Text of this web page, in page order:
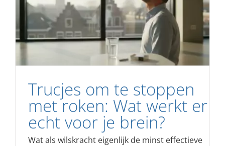
Trucjes om te stoppen
met roken: Wat werkt er
echt voor je brein?
Wat als wilskracht eigenlijk de minst effectieve